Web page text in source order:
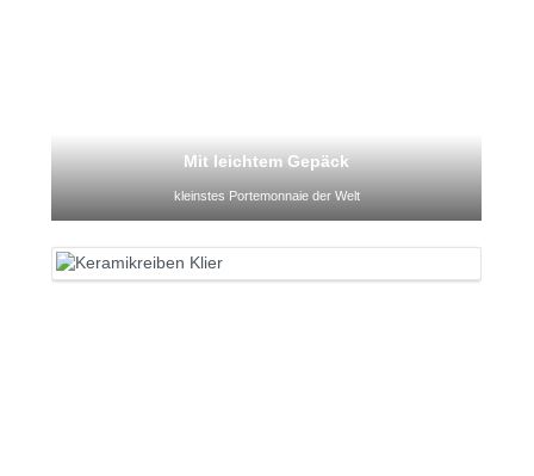
Mit leichtem Gepäck
kleinstes Portemonnaie der Welt